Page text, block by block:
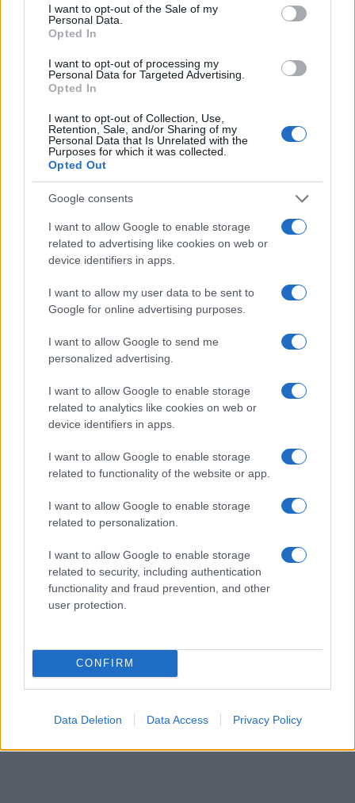
consent section.
I want to opt-out of the Sale of my
Personal Data.
Opted In
I want to opt-out of processing my
Personal Data for Targeted Advertising.
Opted In
I want to opt-out of Collection, Use,
Retention, Sale, and/or Sharing of my
Personal Data that Is Unrelated with the
Purposes for which it was collected.
Opted Out
Google consents
I want to allow Google to enable storage
related to advertising like cookies on web or
device identifiers in apps.
I want to allow my user data to be sent to
Google for online advertising purposes.
I want to allow Google to send me
personalized advertising.
I want to allow Google to enable storage
related to analytics like cookies on web or
device identifiers in apps.
I want to allow Google to enable storage
related to functionality of the website or app.
I want to allow Google to enable storage
related to personalization.
I want to allow Google to enable storage
related to security, including authentication
functionality and fraud prevention, and other
user protection.
CONFIRM
Data Deletion Data Access Privacy Policy
προοπτικής, που αποδεικνύει ότι η στήριξη των
φοιτητών μας δεν αποτελεί θεωρητική εξαγγελία,
Κυβέρνησης και του Υπουργείου Παιδείας».
Αθλητισμού, αρμόδιος για την Ανώτατη
Εκπαίδευση, καθ. Νίκος Παπαϊωάννου,
υπογράμμισε σχετικά: «Για πρώτη φορά φέτος, οι
μετεγγραφές πρόκειται να ανακοινωθούν ενάμιση
μήνα νωρίτερα, κάτι που αποδεικνύει στην πράξη
πως η κυβέρνηση λειτουργεί με σχέδιο, ταχύτητα
και ευαισθησία απέναντι στη φοιτητική κοινότητα.
Στηρίζουμε τους νέους μας και τις οικογένειές
τους. Οι φοιτητές προσαρμόζονται από την αρχή
στο νέο τους περιβάλλον και οργανώνουν
εγκαίρως το πρόγραμμα σπουδών τους. Την ίδια
στιγμή, τα πανεπιστήμια αποκτούν πλήρη εικόνα
του τελικού αριθμού των νεοεισαχθέντων και
μπορούν να προγραμματίσουν καλύτερα τις
ανάγκες τους σε υποδομές και φοιτητική μέριμνα.
Πρόκειται για μία πολιτική που ενισχύει την
κοινωνική συνοχή, θωρακίζει την ακαδημαϊκή
λειτουργία και αποδεικνύει ότι η Πολιτεία δεν
μένει στα λόγια, αλλά παρεμβαίνει αποφασιστικά
για να στηρίξει τους φοιτητές, τις οικογένειες και
τα ίδια τα δημόσια πανεπιστημιακά ιδρύματα της
χώρας».